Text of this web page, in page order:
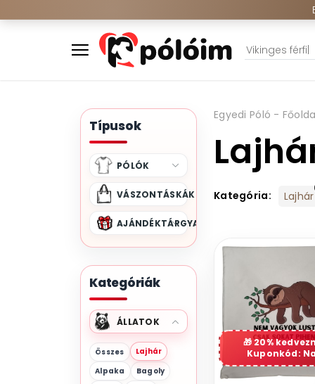
Típusok
PÓLÓK
VÁSZONTÁSKÁK
AJÁNDÉKTÁRGYAK
Kategóriák
ÁLLATOK
Összes
Lajhár
Alpaka
Bagoly
Egyedi Póló -
Kategória: Lajhár
20%
Kuponkód: